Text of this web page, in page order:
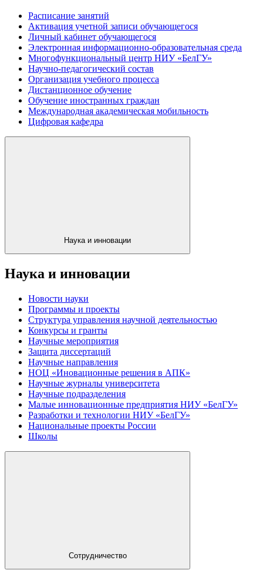
Расписание занятий
Активация учетной записи обучающегося
Личный кабинет обучающегося
Электронная информационно-образовательная среда
Многофункциональный центр НИУ «БелГУ»
Научно-педагогический состав
Организация учебного процесса
Дистанционное обучение
Обучение иностранных граждан
Международная академическая мобильность
Цифровая кафедра
Наука и инновации
Наука и инновации
Новости науки
Программы и проекты
Структура управления научной деятельностью
Конкурсы и гранты
Научные мероприятия
Защита диссертаций
Научные направления
НОЦ «Иновационные решения в АПК»
Научные журналы университета
Научные подразделения
Малые инновационные предприятия НИУ «БелГУ»
Разработки и технологии НИУ «БелГУ»
Национальные проекты России
Школы
Сотрудничество